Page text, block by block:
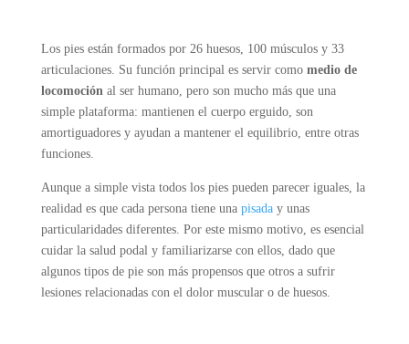
Los pies están formados por 26 huesos, 100 músculos y 33
articulaciones. Su función principal es servir como medio de
locomociónal ser humano, pero son mucho más que una
simple plataforma: mantienen el cuerpo erguido, son
amortiguadores y ayudan a mantener el equilibrio, entre otras
funciones.
Aunque a simple vista todos los pies pueden parecer iguales, la
realidad es que cada persona tiene una pisada y unas
particularidades diferentes. Por este mismo motivo, es esencial
cuidar la salud podal y familiarizarse con ellos, dado que
algunos tipos de pie son más propensos que otros a sufrir
lesiones relacionadas con el dolor muscular o de huesos.